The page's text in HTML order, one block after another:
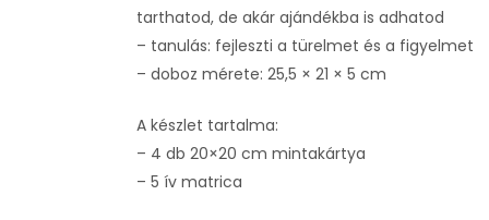
tarthatod, de akár ajándékba is adhatod
– tanulás: fejleszti a türelmet és a figyelmet
– doboz mérete: 25,5 × 21 × 5 cm
A készlet tartalma:
– 4 db 20×20 cm mintakártya
– 5 ív matrica